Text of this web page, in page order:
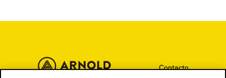
Contacto